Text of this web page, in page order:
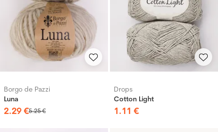
Borgo de Pazzi
Luna
2.29 €5.25€
Drops
Cotton Light
1.11 €